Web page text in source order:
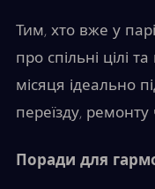
Тим, хто вже у
про спільні цілі
місяця ідеально
переїзду,
Поради для